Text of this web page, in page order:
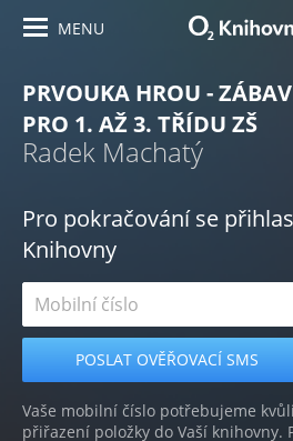
MENU
PRVOUKA HROU -
PRO 1. AŽ 3. TŘÍDU ZŠ
Radek Machatý
Pro pokračování se
Knihovny
Vaše mobilní číslo potřebujeme kvůli
přiřazení položky do Vaší knihovny.